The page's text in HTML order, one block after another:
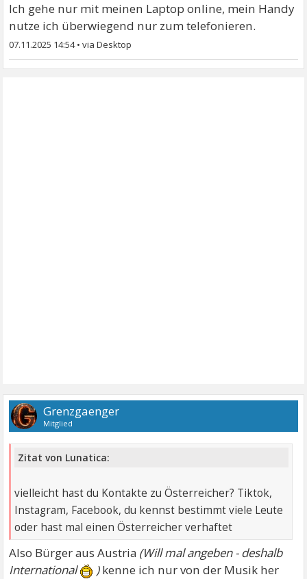
Ich gehe nur mit meinen Laptop online, mein Handy
nutze ich überwiegend nur zum telefonieren.
07.11.2025 14:54•
Grenzgaenger
Mitglied
Zitat von Lunatica:
vielleicht hast du Kontakte zu Österreicher? Tiktok,
Instagram, Facebook, du kennst bestimmt viele Leute
oder hast mal einen Österreicher verhaftet
Also Bürger aus Austria (Will mal angeben - deshalb
International
)kenne ich nur von der Musik her